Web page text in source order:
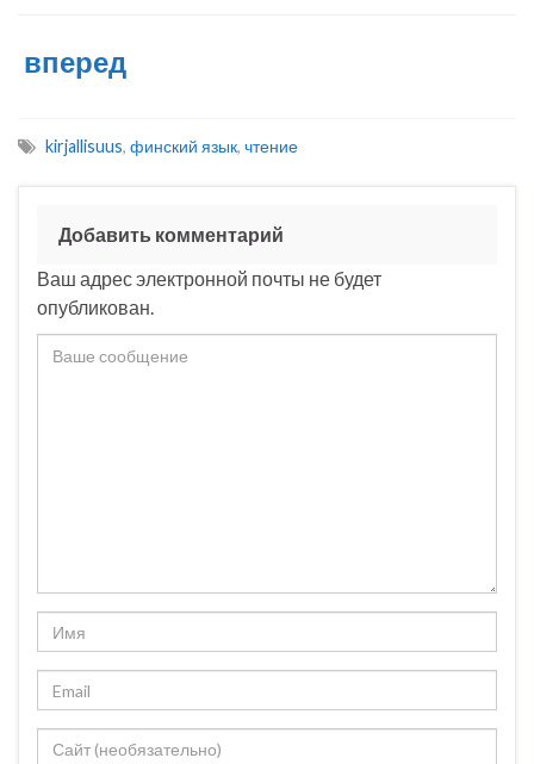
вперед
kirjallisuus, финский язык, чтение
Добавить комментарий
Ваш адрес электронной почты не будет
опубликован.